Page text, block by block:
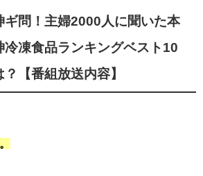
ギ問！主婦2000人に聞いた本
冷凍食品ランキングベスト10
【番組放送内容】